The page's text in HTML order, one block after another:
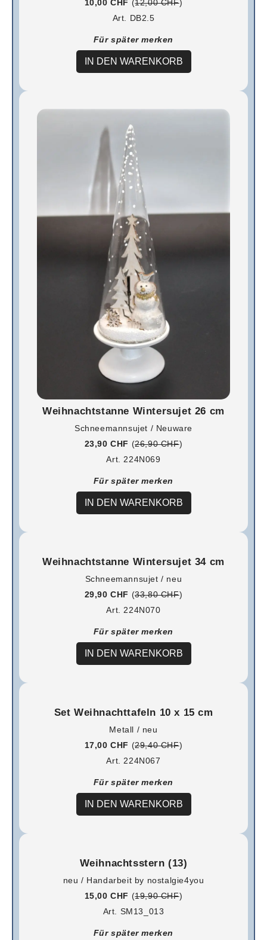
10,00 CHF (12,00 CHF)
Art. DB2.5
Für später merken
IN DEN WARENKORB
Weihnachtstanne Wintersujet 26 cm
Schneemannsujet / Neuware
23,90 CHF (26,90 CHF)
Art. 224N069
Für später merken
IN DEN WARENKORB
Weihnachtstanne Wintersujet 34 cm
Schneemannsujet / neu
29,90 CHF (33,80 CHF)
Art. 224N070
Für später merken
IN DEN WARENKORB
Set Weihnachttafeln 10 x 15 cm
Metall / neu
17,00 CHF (29,40 CHF)
Art. 224N067
Für später merken
IN DEN WARENKORB
Weihnachtsstern (13)
neu / Handarbeit by nostalgie4you
15,00 CHF (19,90 CHF)
Art. SM13_013
Für später merken